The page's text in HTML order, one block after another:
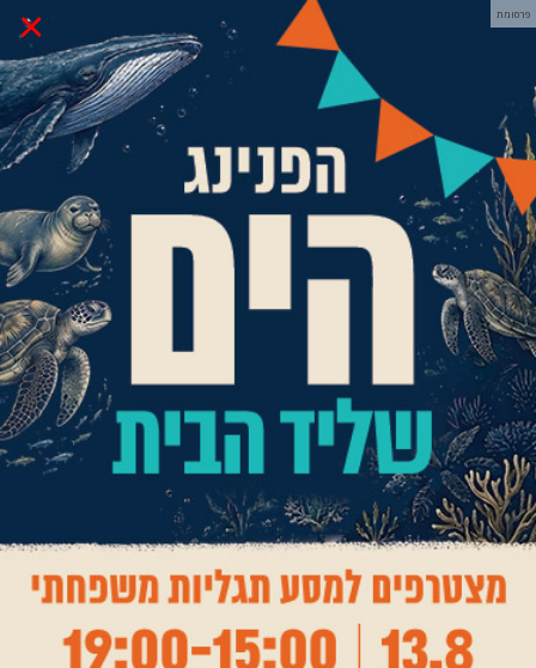
× פרסומת